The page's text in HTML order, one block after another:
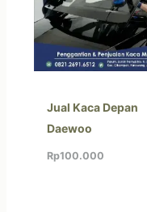
Jual Kaca Depan
Daewoo
Rp100.000